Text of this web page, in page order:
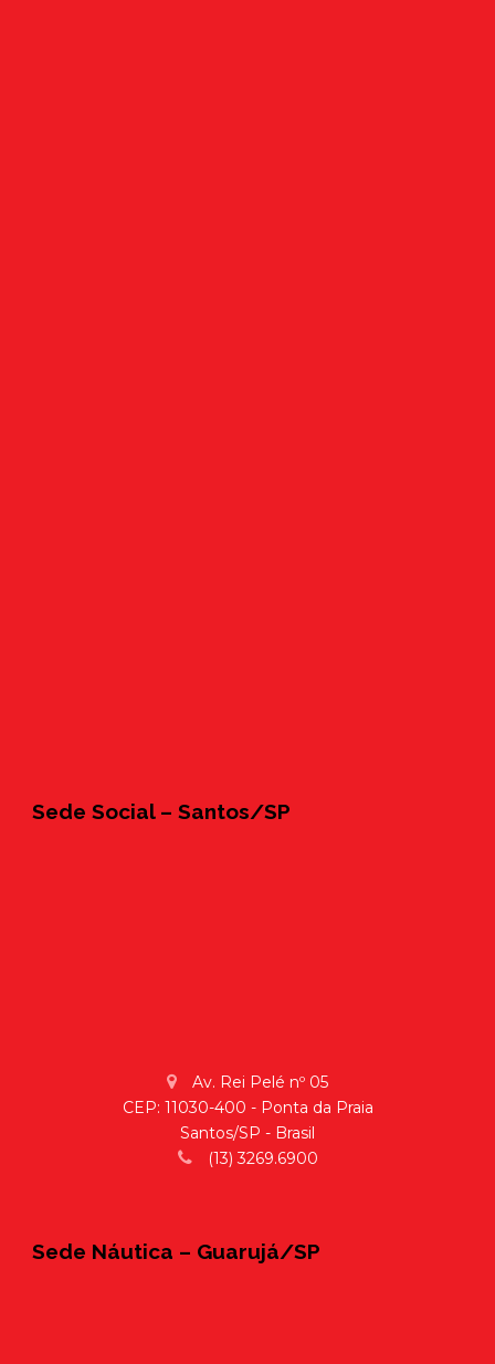
Sede Social – Santos/SP
Av. Rei Pelé nº 05
CEP: 11030-400 - Ponta da Praia
Santos/SP - Brasil
(13) 3269.6900
Sede Náutica – Guarujá/SP